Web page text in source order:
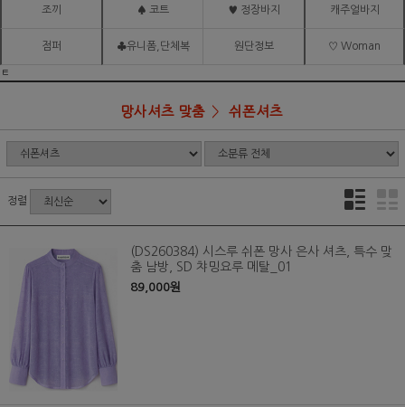
조끼 ♠ 코트 ♥ 정장바지 캐주얼바지
점퍼 ♣유니폼,단체복 원단정보 ♡ Woman
ㅌ
망사셔츠 맞춤 쉬폰셔츠
정렬
(DS260384) 시스루 쉬폰 망사 은사 셔츠, 특수 맞
춤 남방, SD 챠밍요루 메탈_01
89,000원